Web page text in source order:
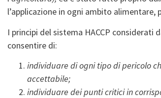
l’applicazione in ogni ambito
I principi del sistema HACCP
consentire di:
individuare di ogni tipo di pericolo
accettabile;
individuare dei punti critici in